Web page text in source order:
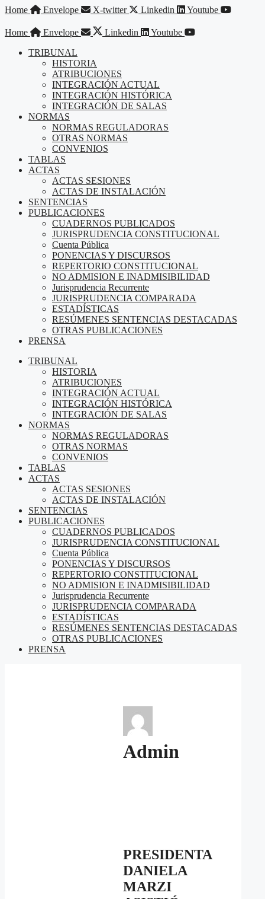
Saltar
contenido
Home Envelope X-twitter Linkedin Youtube
Home Envelope Linkedin
Youtube
TRIBUNAL
HISTORIA
ATRIBUCIONES
INTEGRACIÓN ACTUAL
INTEGRACIÓN HISTÓRICA
INTEGRACIÓN DE SALAS
NORMAS
NORMAS REGULADORAS
OTRAS NORMAS
CONVENIOS
TABLAS
ACTAS
ACTAS SESIONES
ACTAS DE INSTALACIÓN
SENTENCIAS
PUBLICACIONES
CUADERNOS PUBLICADOS
JURISPRUDENCIA CONSTITUCIONAL
Cuenta Pública
PONENCIAS Y DISCURSOS
REPERTORIO CONSTITUCIONAL
NO ADMISION E INADMISIBILIDAD
Jurisprudencia Recurrente
JURISPRUDENCIA COMPARADA
ESTADÍSTICAS
RESÚMENES SENTENCIAS DESTACADAS
OTRAS PUBLICACIONES
PRENSA
TRIBUNAL
HISTORIA
ATRIBUCIONES
INTEGRACIÓN ACTUAL
INTEGRACIÓN HISTÓRICA
INTEGRACIÓN DE SALAS
NORMAS
NORMAS REGULADORAS
OTRAS NORMAS
CONVENIOS
TABLAS
ACTAS
ACTAS SESIONES
ACTAS DE INSTALACIÓN
SENTENCIAS
PUBLICACIONES
CUADERNOS PUBLICADOS
JURISPRUDENCIA CONSTITUCIONAL
Cuenta Pública
PONENCIAS Y DISCURSOS
REPERTORIO CONSTITUCIONAL
NO ADMISION E INADMISIBILIDAD
Jurisprudencia Recurrente
JURISPRUDENCIA COMPARADA
ESTADÍSTICAS
RESÚMENES SENTENCIAS DESTACADAS
OTRAS PUBLICACIONES
PRENSA
Admin
PRESIDENTA
DANIELA
MARZI